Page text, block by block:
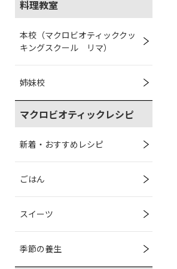
料理教室
本校（マクロビオティッククッ
キングスクール リマ）
姉妹校
マクロビオティックレシピ
新着・おすすめレシピ
ごはん
スイーツ
季節の養生